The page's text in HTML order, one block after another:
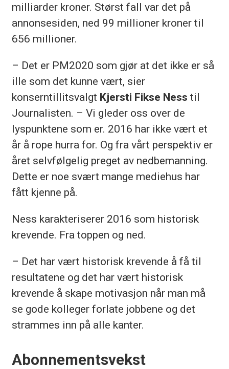
milliarder kroner. Størst fall var det på
annonsesiden, ned 99 millioner kroner til
656 millioner.
– Det er PM2020 som gjør at det ikke er så
ille som det kunne vært, sier
konserntillitsvalgt Kjersti Fikse Ness til
Journalisten. – Vi gleder oss over de
lyspunktene som er. 2016 har ikke vært et
år å rope hurra for. Og fra vårt perspektiv er
året selvfølgelig preget av nedbemanning.
Dette er noe svært mange mediehus har
fått kjenne på.
Ness karakteriserer 2016 som historisk
krevende. Fra toppen og ned.
– Det har vært historisk krevende å få til
resultatene og det har vært historisk
krevende å skape motivasjon når man må
se gode kolleger forlate jobbene og det
strammes inn på alle kanter.
Abonnementsvekst